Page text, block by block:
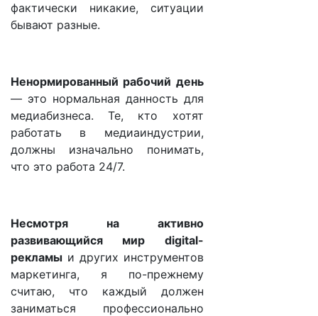
фактически никакие, ситуации
бывают разные.
Ненормированный рабочий день
— это нормальная данность для
медиабизнеса. Те, кто хотят
работать в медиаиндустрии,
должны изначально понимать,
что это работа 24/7.
Несмотря на активно
развивающийся мир digital-
рекламы и других инструментов
маркетинга, я по-прежнему
считаю, что каждый должен
заниматься профессионально